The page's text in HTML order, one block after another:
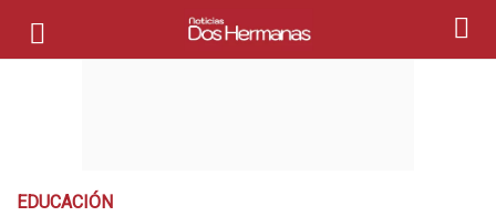
EDUCACIÓN